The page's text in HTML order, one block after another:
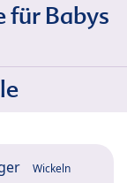
für Babys
Wickeln